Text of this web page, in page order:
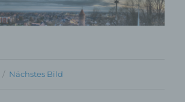
Nächstes Bild